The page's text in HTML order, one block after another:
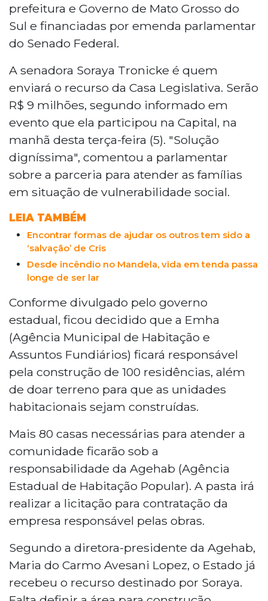
prefeitura e Governo de Mato Grosso do
Sul e financiadas por emenda parlamentar
do Senado Federal.
A senadora Soraya Tronicke é quem
enviará o recurso da Casa Legislativa. Serão
R$ 9 milhões, segundo informado em
evento que ela participou na Capital, na
manhã desta terça-feira (5). "Solução
digníssima", comentou a parlamentar
sobre a parceria para atender as famílias
em situação de vulnerabilidade social.
LEIA TAMBÉM
Encontrar formas de ajudar os outros tem sido a
‘salvação’ de Cris
Desde incêndio no Mandela, vida em tenda passa
longe de ser lar
Conforme divulgado pelo governo
estadual, ficou decidido que a Emha
(Agência Municipal de Habitação e
Assuntos Fundiários) ficará responsável
pela construção de 100 residências, além
de doar terreno para que as unidades
habitacionais sejam construídas.
Mais 80 casas necessárias para atender a
comunidade ficarão sob a
responsabilidade da Agehab (Agência
Estadual de Habitação Popular). A pasta irá
realizar a licitação para contratação da
empresa responsável pelas obras.
Segundo a diretora-presidente da Agehab,
Maria do Carmo Avesani Lopez, o Estado já
recebeu o recurso destinado por Soraya.